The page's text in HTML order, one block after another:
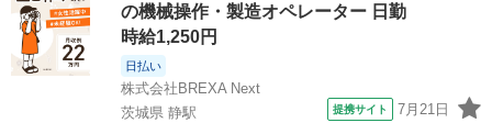
の機械操作・製造オペレーター 日勤
時給1,250円
日払い
株式会社BREXA Next
茨城県 静駅
提携サイト 7月21日